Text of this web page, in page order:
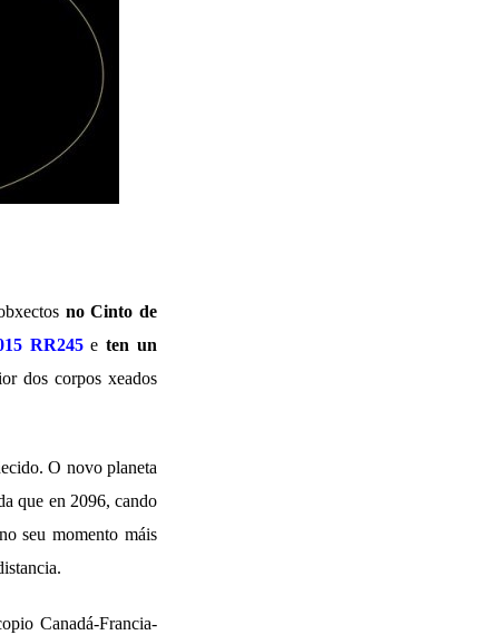
no Cinto de
RR245eten un
dos corpos xeados
O novo planeta
que en 2096, cando
seu momento máis
Canadá-Francia-